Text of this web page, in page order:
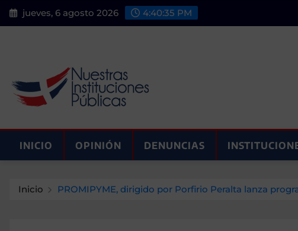
Saltar
al
jueves, 6 agosto 2026 4:40:36 PM
INICIO OPINIÓN DENUNCIAS
Inicio PROMIPYME, dirigido por Porfirio Peralta lanza